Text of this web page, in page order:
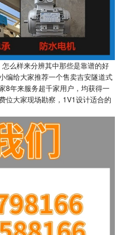
么样来分辨其中那些是靠谱的好
编给大家推荐一个售卖吉安隧道式
8年来服务超千家用户，均获得一
位大家现场勘察，1V1设计适合的